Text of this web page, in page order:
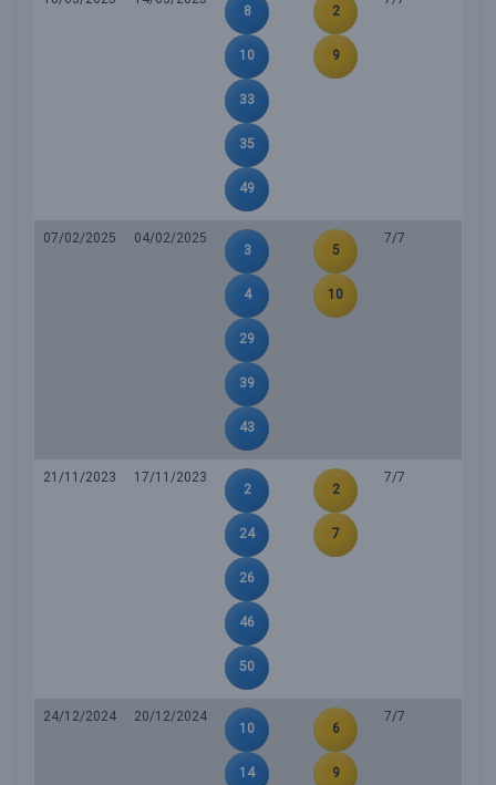
8
10
33
35
49
2
9
07/02/2025
04/02/2025
3
4
29
39
43
5
10
7/7
21/11/2023
17/11/2023
2
24
26
46
50
2
7
7/7
24/12/2024
20/12/2024
10
14
6
9
7/7